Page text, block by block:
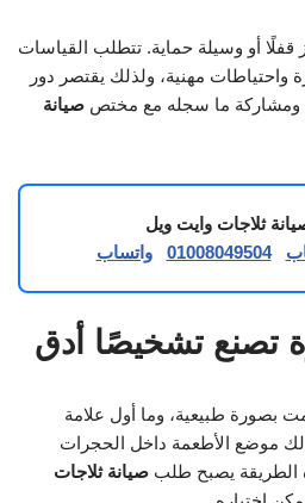
قفلًا أو وسيلة حماية. تتطلب القياسات
واحتياطات مهنية، ولذلك يقتصر دور
ومشاركة ما سجله مع مختص صيانة
ثلاجات وايت ويل
01008049504 واتساب
تصنع تشخيصًا أدق
بصورة طبيعية، وما أول علامة
موضع الأطعمة داخل الحجرات
الطريقة يصبح طلب صيانة ثلاجات